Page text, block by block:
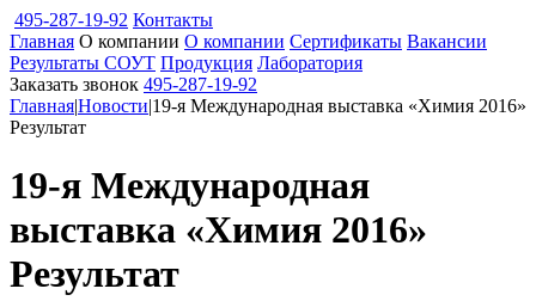
495-287-19-92 Контакты
Главная О компании О компании Сертификаты Вакансии
Результаты СОУТ Продукция Лаборатория
Заказать звонок 495-287-19-92
Главная|Новости|19-я Международная выставка «Химия 2016»
Результат
19-я Международная
выставка «Химия 2016»
Результат